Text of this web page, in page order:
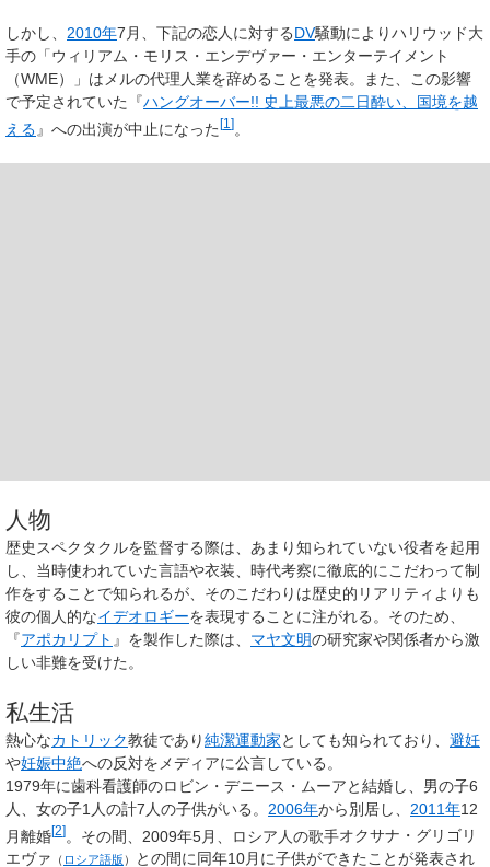
しかし、 2010年7月、下記の恋人に対するDV騒動によりハリウッド大
手の「ウィリアム・モリス・エンデヴァー・エンターテイメント
（WME）」はメルの代理人業を辞めることを発表。また、この影響
で予定されていた『ハングオーバー!! 史上最悪の二日酔い、国境を越
える 』への出演が中止になった [1 ] 。
人物
歴史スペクタクルを監督する際は、あまり知られていない役者を起用
し、当時使われていた言語や衣装、時代考察に徹底的にこだわって制
作をすることで知られるが、そのこだわりは歴史的リアリティよりも
彼の個人的なイデオロギーを表現することに注がれる。そのため、
『アポカリプト 』を製作した際は、 マヤ文明の研究家や関係者から激
しい非難を受けた。
私生活
熱心なカトリック教徒であり純潔運動家としても知られており、 避妊
や妊娠中絶への反対をメディアに公言している。
1979年に歯科看護師のロビン・デニース・ムーアと結婚し、男の子6
人、女の子1人の計7人の子供がいる。 2006年から別居し、 2011年12
月離婚[2]。その間、2009年5月、ロシア人の歌手オクサナ・グリゴリ
エヴァ （ ロシア語版 ） との間に同年10月に子供ができたことが発表され